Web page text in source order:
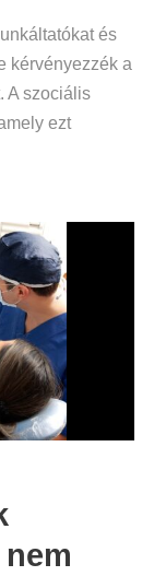
és
kérvényezzék a
A szociális
ezt